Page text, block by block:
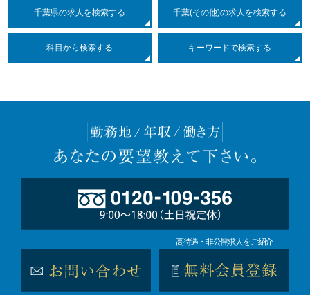
千葉県の求人を検索する 千葉(その他)の求人を検索する
科目 から検索する キーワードで検索する
高待遇・非公開求人をご紹介